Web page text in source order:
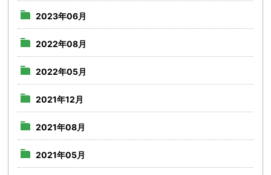
2023年06月
2022年08月
2022年05月
2021年12月
2021年08月
2021年05月